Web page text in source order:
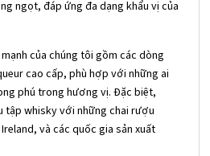
ngọt, đáp ứng đa dạng khẩu vị của
của chúng tôi gồm các dòng
cao cấp, phù hợp với những ai
phú trong hương vị. Đặc biệt,
tập whisky với những chai rượu
và các quốc gia sản xuất